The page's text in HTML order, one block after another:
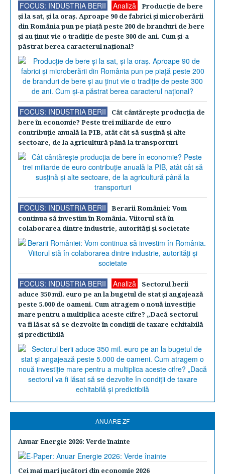
FOCUS: INDUSTRIA BERII Analiză
Producţie de bere
şi la sat, şi la oraş. Aproape 90 de fabrici şi microberării
din România pun pe piaţă peste 200 de branduri de bere
şi au ţinut vie o tradiţie de peste 300 de ani. Cum şi-a
păstrat berea caracterul naţional?
FOCUS: INDUSTRIA BERII
Cât cântăreşte producţia de
bere în economie? Peste trei miliarde de euro
contribuţie anuală la PIB, atât cât să susţină şi alte
sectoare, de la agricultură până la transporturi
FOCUS: INDUSTRIA BERII
Berarii României: Vom
continua să investim în România. Viitorul stă în
colaborarea dintre industrie, autorităţi şi societate
FOCUS: INDUSTRIA BERII Analiză
Sectorul berii
aduce 350 mil. euro pe an la bugetul de stat şi angajează
peste 5.000 de oameni. Cum atragem o nouă investiţie
mare pentru a multiplica aceste cifre? „Dacă sectorul
va fi lăsat să se dezvolte în condiţii de taxare echitabilă
şi predictibilă
ANUARE ZF
Anuar Energie 2026: Verde înainte
Cei mai mari jucători din economie 2026